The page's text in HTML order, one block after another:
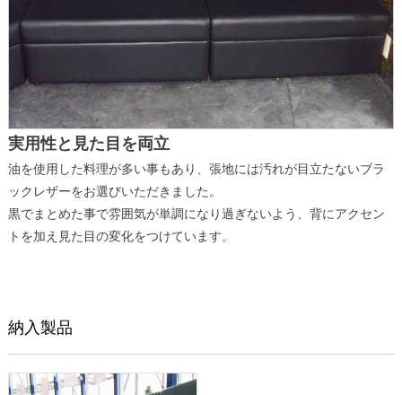
実用性と見た目を両立
油を使用した料理が多い事もあり、張地には汚れが目立たないブラ
ックレザーをお選びいただきました。
黒でまとめた事で雰囲気が単調になり過ぎないよう、背にアクセン
トを加え見た目の変化をつけています。
納入製品